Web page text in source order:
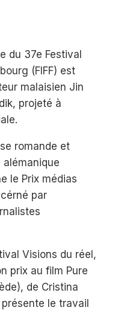
du 37e Festival
(FIFF) est
malaisien Jin
projeté à
romande et
alémanique
le Prix médias
par
Visions du réel,
prix au film Pure
de Cristina
le travail